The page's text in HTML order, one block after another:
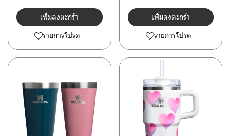
เพิ่มลงตะกร้า
รายการโปรด
เพิ่มลงตะกร้า
รายการโปรด